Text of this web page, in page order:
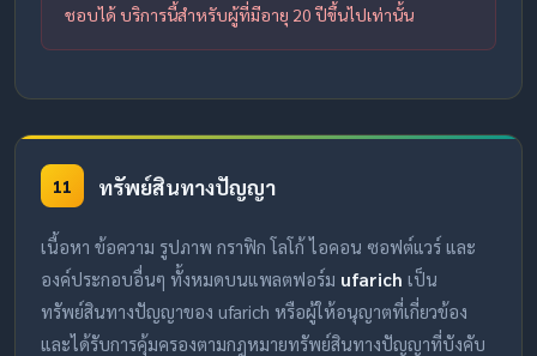
ชอบได้ บริการนี้สำหรับผู้ที่มีอายุ 20 ปีขึ้นไปเท่านั้น
11 ทรัพย์สินทางปัญญา
เนื้อหา ข้อความ รูปภาพ กราฟิก โลโก้ ไอคอน ซอฟต์แวร์ และ
องค์ประกอบอื่นๆ ทั้งหมดบนแพลตฟอร์ม ufarich เป็น
ทรัพย์สินทางปัญญาของ ufarich หรือผู้ให้อนุญาตที่เกี่ยวข้อง
และได้รับการคุ้มครองตามกฎหมายทรัพย์สินทางปัญญาที่บังคับ